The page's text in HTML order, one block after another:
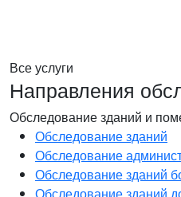
Все услуги
Направления
Обследование зданий и
Обследование зданий
Обследование
Обследование зданий